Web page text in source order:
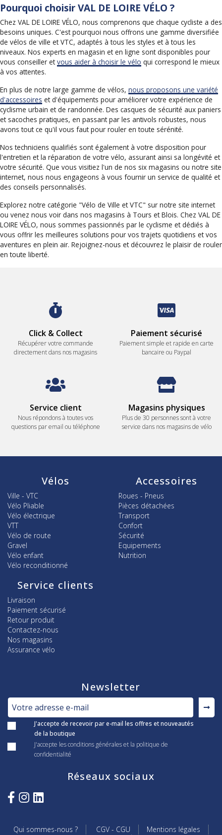
Pourquoi choisir VAL DE LOIRE VÉLO ?
Chez VAL DE LOIRE VÉLO, nous comprenons que chaque cycliste a des
besoins uniques. C'est pourquoi nous offrons une gamme diversifiée
de vélos de ville et VTC, adaptés à tous les styles et à tous les
niveaux. Nos experts en magasin et en ligne sont disponibles pour
vous conseiller etvous aider à choisir le vélo qui correspond le mieux
à vos attentes.
En plus de notre large gamme de vélos, nous proposons une variété
d'accessoires et d'équipements pour améliorer votre expérience de
cyclisme urbain et de randonnée. Des casques de sécurité aux paniers
et sacoches pratiques, en passant par les antivols robustes, nous
avons tout ce qu'il vous faut pour rouler en toute sérénité.
Nos techniciens qualifiés sont également à votre disposition pour
l'entretien et la réparation de votre vélo, assurant ainsi sa longévité et
votre sécurité. Que vous visitiez l'un de nos six magasins ou notre site
internet, nous nous engageons à vous fournir un service de qualité et
des conseils personnalisés.
Explorez notre catégorie "Vélo de Ville et VTC" sur notre site internet
ou venez nous voir dans nos magasins à Tours et Blois. Chez VAL DE
LOIRE VÉLO, nous sommes passionnés par le cyclisme et dédiés à
vous offrir les meilleures solutions pour vos trajets quotidiens et vos
aventures en plein air. Rejoignez-nous et découvrez le plaisir de rouler
en toute liberté.
Click & Collect
Récupérer votre commande
directement dans nos magasins
Paiement sécurisé
Paiement simple et rapide en carte
bancaire ou Paypal
Service client
Nous répondons à toutes vos
questions par email ou téléphone
Magasins physiques
Plus de 30 personnes sont à votre
service dans nos magasins de vélo
Vélos
Ville - VTC
Vélo Pliable
Vélo électrique
VTT
Vélo de route
Gravel
Vélo enfant
Vélo reconditionné
Accessoires
Roues - Pneus
Pièces détachées
Transport
Confort
Sécurité
Equipements
Nutrition
Service clients
Livraison
Paiement sécurisé
Retour produit
Contactez-nous
Nos magasins
Assurance vélo
Newsletter
J'accepte de recevoir par e-mail les offres et nouveautés
de la boutique
J'accepte les conditions générales et la politique de
confidentialité
Réseaux sociaux
Qui sommes-nous ? CGV - CGU
Mentions légales